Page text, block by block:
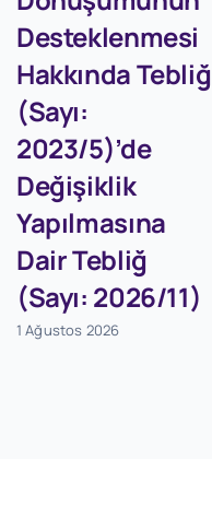
Desteklenmesi
Hakkında Tebliğ
(Sayı:
2023/5)’de
Değişiklik
Yapılmasına
Dair Tebliğ
(Sayı: 2026/11)
1 Ağustos 2026